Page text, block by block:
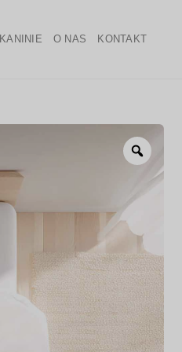
O NAS KONTAKT
Zoom